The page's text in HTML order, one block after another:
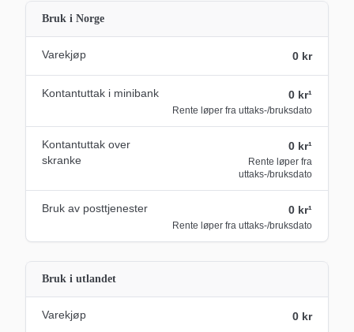
Bruk i Norge
Varekjøp 0 kr
Kontantuttak i minibank 0 kr¹
Rente løper fra uttaks-/bruksdato
Kontantuttak over
skranke
0 kr¹
Rente løper fra
uttaks-/bruksdato
Bruk av posttjenester 0 kr¹
Rente løper fra uttaks-/bruksdato
Bruk i utlandet
Varekjøp 0 kr